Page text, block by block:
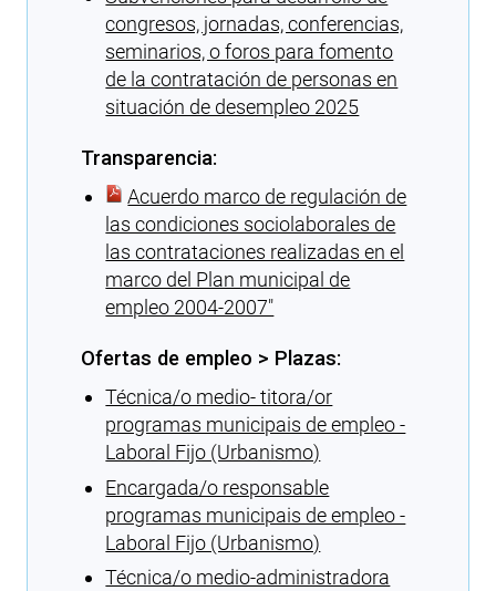
congresos, jornadas, conferencias,
seminarios, o foros para fomento
de la contratación de personas en
situación de desempleo 2025
Transparencia:
Acuerdo marco de regulación de
las condiciones sociolaborales de
las contrataciones realizadas en el
marco del Plan municipal de
empleo 2004-2007″
Ofertas de empleo > Plazas:
Técnica/o medio- titora/or
programas municipais de empleo -
Laboral Fijo (Urbanismo)
Encargada/o responsable
programas municipais de empleo -
Laboral Fijo (Urbanismo)
Técnica/o medio-administradora